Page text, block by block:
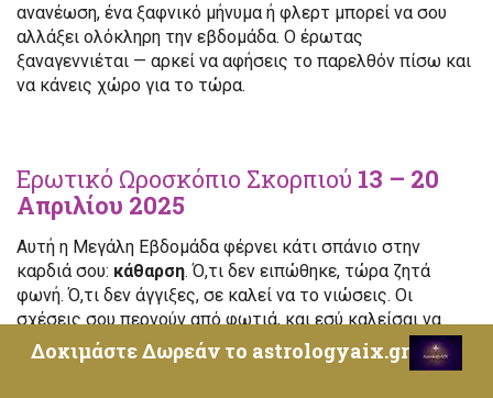
ανανέωση, ένα ξαφνικό μήνυμα ή φλερτ μπορεί να σου
αλλάξει ολόκληρη την εβδομάδα. Ο έρωτας
ξαναγεννιέται — αρκεί να αφήσεις το παρελθόν πίσω και
να κάνεις χώρο για το τώρα.
Ερωτικό Ωροσκόπιο Σκορπιού 13 – 20
Απριλίου 2025
Αυτή η Μεγάλη Εβδομάδα φέρνει κάτι σπάνιο στην
καρδιά σου: κάθαρση. Ό,τι δεν ειπώθηκε, τώρα ζητά
φωνή. Ό,τι δεν άγγιξες, σε καλεί να το νιώσεις. Οι
σχέσεις σου περνούν από φωτιά, και εσύ καλείσαι να
επιλέξεις με σοφία:κρατάς αυτό που έχει δύναμη ή
τολμάς να αφήσεις ό,τι τελείωσε
; Όπως κάθε
Δοκιμάστε Δωρεάν το astrologyaix.gr